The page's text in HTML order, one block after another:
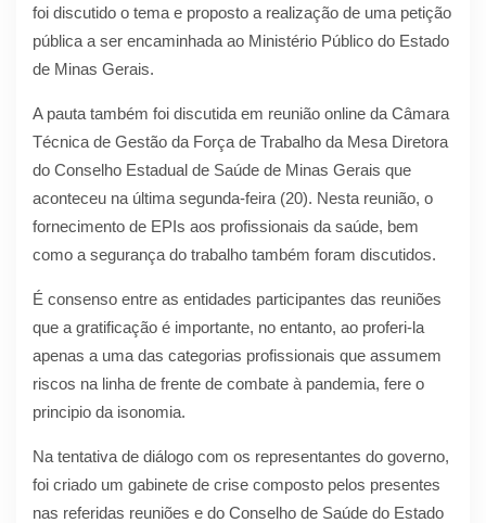
foi discutido o tema e proposto a realização de uma petição
pública a ser encaminhada ao Ministério Público do Estado
de Minas Gerais.
A pauta também foi discutida em reunião online da Câmara
Técnica de Gestão da Força de Trabalho da Mesa Diretora
do Conselho Estadual de Saúde de Minas Gerais que
aconteceu na última segunda-feira (20). Nesta reunião, o
fornecimento de EPIs aos profissionais da saúde, bem
como a segurança do trabalho também foram discutidos.
É consenso entre as entidades participantes das reuniões
que a gratificação é importante, no entanto, ao proferi-la
apenas a uma das categorias profissionais que assumem
riscos na linha de frente de combate à pandemia, fere o
principio da isonomia.
Na tentativa de diálogo com os representantes do governo,
foi criado um gabinete de crise composto pelos presentes
nas referidas reuniões e do Conselho de Saúde do Estado